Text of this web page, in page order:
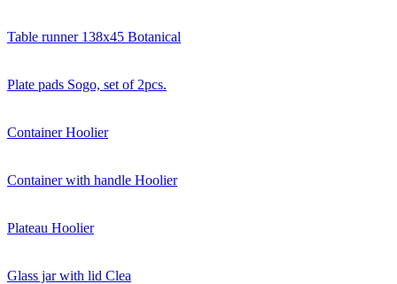
Table runner 138x45 Botanical
Plate pads Sogo, set of 2pcs.
Container Hoolier
Container with handle Hoolier
Plateau Hoolier
Glass jar with lid Clea